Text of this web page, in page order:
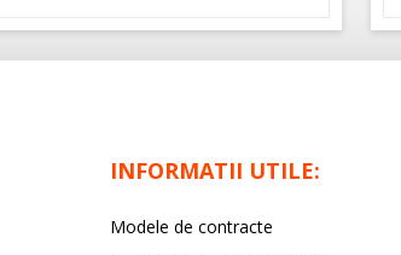
INFORMATII UTILE:
Modele de contracte